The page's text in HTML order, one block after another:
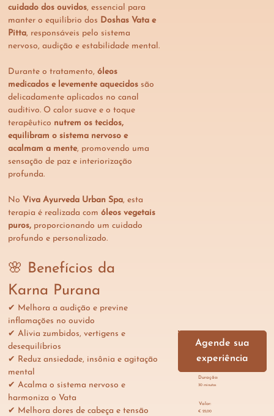
cuidado dos ouvidos, essencial para
manter o equilíbrio dos Doshas Vata e
Pitta, responsáveis pelo sistema
nervoso, audição e estabilidade mental.
Durante o tratamento, óleos
medicados e levemente aquecidos são
delicadamente aplicados no canal
auditivo. O calor suave e o toque
terapêutico nutrem os tecidos,
equilibram o sistema nervoso e
acalmam a mente, promovendo uma
sensação de paz e interiorização
profunda.
No Viva Ayurveda Urban Spa, esta
terapia é realizada com óleos vegetais
puros, proporcionando um cuidado
profundo e personalizado.
🌸 Benefícios da
Karna Purana
✔ Melhora a audição e previne
inflamações no ouvido
✔ Alivia zumbidos, vertigens e
desequilíbrios
✔ Reduz ansiedade, insônia e agitação
mental
✔ Acalma o sistema nervoso e
harmoniza o Vata
✔ Melhora dores de cabeça e tensão
Agende sua
experiência
Duração:
30 minutos
Valor:
€ 25,00